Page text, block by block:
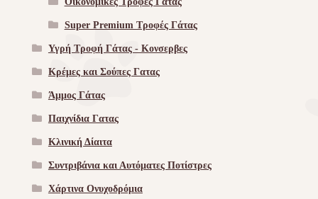
Super Premium Τροφές Γάτας
Υγρή Τροφή Γάτας - Kονσερβες
Κρέμες και Σούπες Γατας
Άμμος Γάτας
Παιχνίδια Γατας
Κλινική Δίαιτα
Συντριβάνια και Αυτόματες Ποτίστρες
Χάρτινα Ονυχοδρόμια